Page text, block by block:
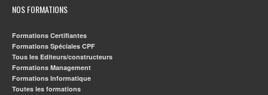
NOS FORMATIONS
Formations Certifiantes
Formations Spéciales CPF
Tous les Editeurs/constructeurs
Formations Management
Formations Informatique
Toutes les formations